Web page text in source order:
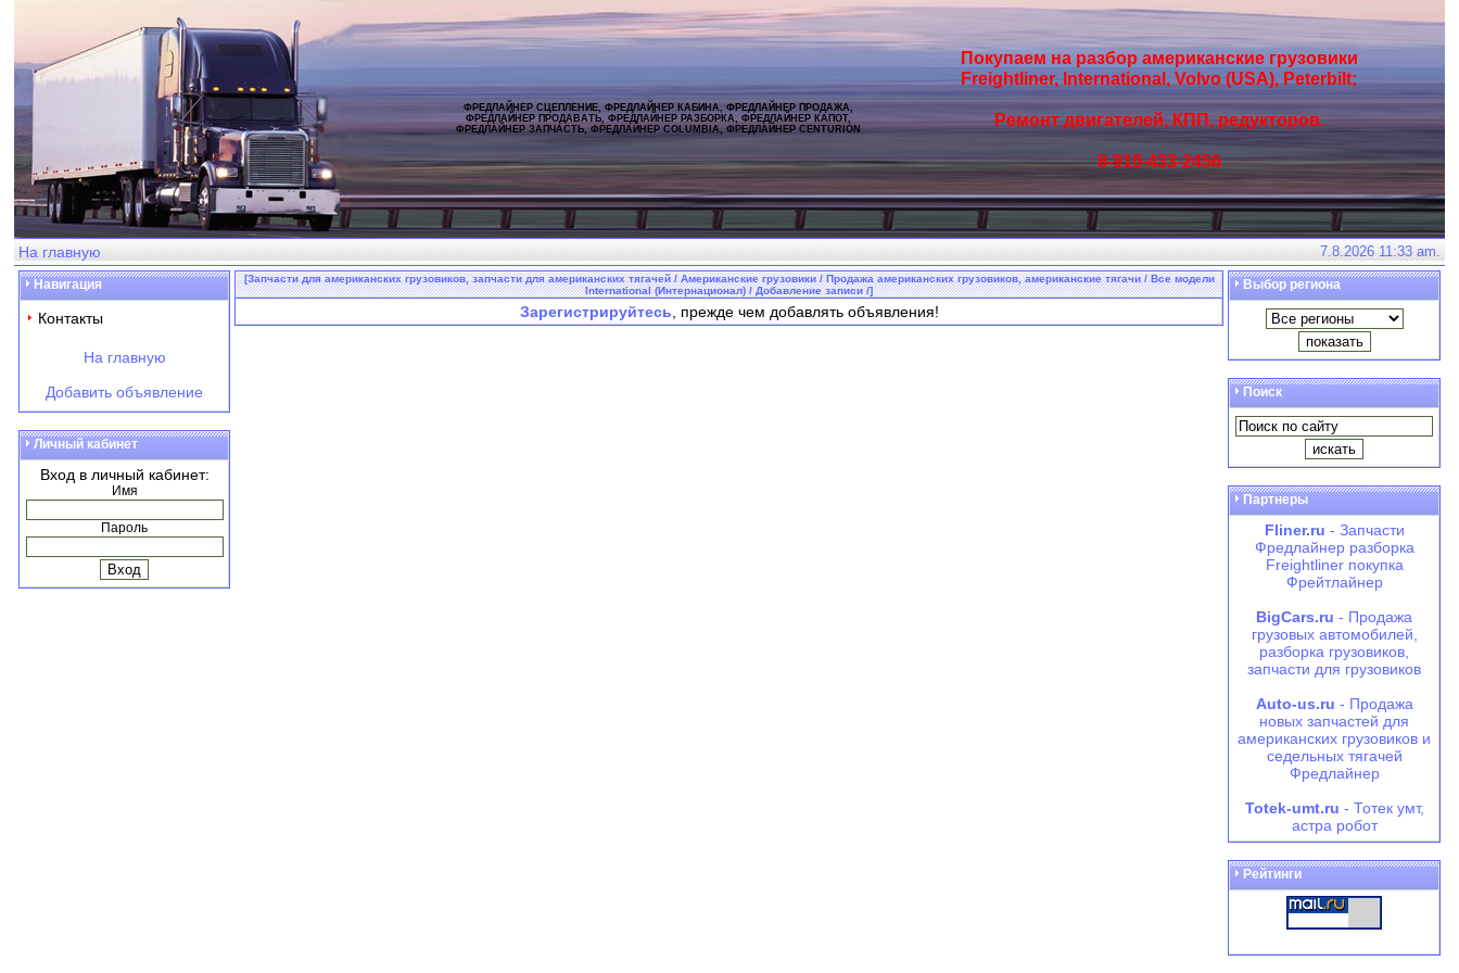
ФРЕДЛАЙНЕР СЦЕПЛЕНИЕ, ФРЕДЛАЙНЕР КАБИНА, ФРЕДЛАЙНЕР ПРОДАЖА,
ФРЕДЛАЙНЕР ПРОДАВАТЬ, ФРЕДЛАЙНЕР РАЗБОРКА, ФРЕДЛАЙНЕР КАПОТ,
ФРЕДЛАЙНЕР ЗАПЧАСТЬ, ФРЕДЛАЙНЕР COLUMBIA, ФРЕДЛАЙНЕР CENTURION
Покупаем на разбор американские грузовики
Freightliner, International, Volvo (USA), Peterbilt;
Ремонт двигателей, КПП, редукторов.
8-910-433-2456
На главную 7.8.2026 11:33 am.
Навигация
Контакты
На главную
Добавить объявление
Личный кабинет
Вход в личный кабинет:
Имя
Пароль
[Запчасти для американских грузовиков, запчасти для американских тягачей / Американские грузовики / Продажа американских грузовиков, американские тягачи / Все модели
International (Интернационал) / Добавление записи /]
Зарегистрируйтесь , прежде чем добавлять объявления!
Выбор региона
Поиск
Партнеры
Fliner.ru - Запчасти
Фредлайнер разборка
Freightliner покупка
Фрейтлайнер
BigCars.ru - Продажа
грузовых автомобилей,
разборка грузовиков,
запчасти для грузовиков
Auto-us.ru - Продажа
новых запчастей для
американских грузовиков и
седельных тягачей
Фредлайнер
Totek-umt.ru - Тотек умт,
астра робот
Рейтинги